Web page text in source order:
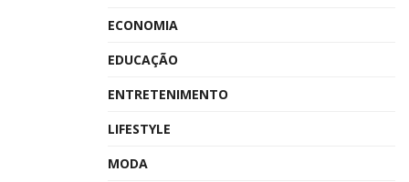
ECONOMIA
EDUCAÇÃO
ENTRETENIMENTO
LIFESTYLE
MODA